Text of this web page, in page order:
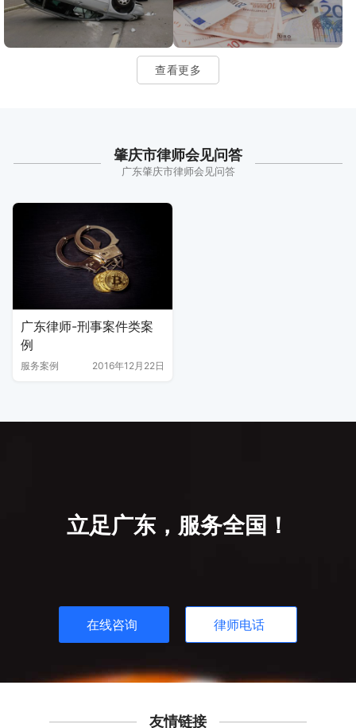
查看更多
肇庆市律师会见问答
广东肇庆市律师会见问答
广东律师-刑事案件类案
例
服务案例 2016年12月22日
立足广东，服务全国！
在线咨询 律师电话
友情链接